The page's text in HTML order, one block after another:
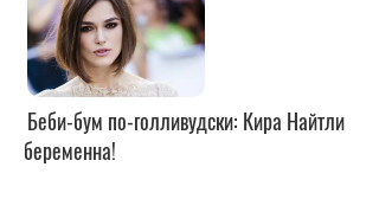
Беби-бум по-голливудски: Кира Найтли
беременна!